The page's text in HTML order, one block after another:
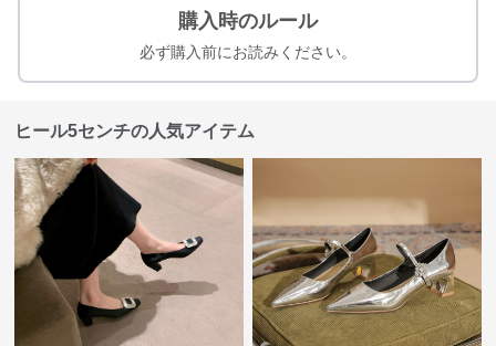
購入時のルール
必ず購入前にお読みください。
ヒール5センチの人気アイテム